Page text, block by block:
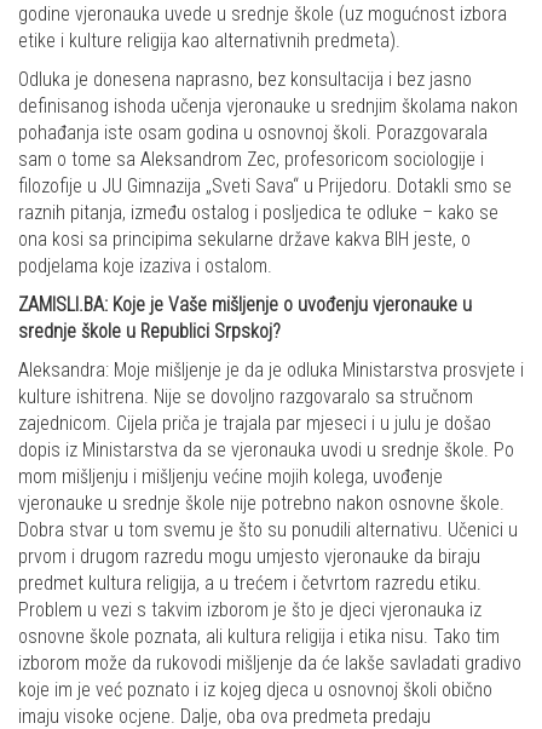
godine vjeronauka uvede u srednje škole (uz mogućnost izbora
etike i kulture religija kao alternativnih predmeta).
Odluka je donesena naprasno, bez konsultacija i bez jasno
definisanog ishoda učenja vjeronauke u srednjim školama nakon
pohađanja iste osam godina u osnovnoj školi. Porazgovarala
sam o tome sa Aleksandrom Zec, profesoricom sociologije i
filozofije u JU Gimnazija „Sveti Sava“ u Prijedoru. Dotakli smo se
raznih pitanja, između ostalog i posljedica te odluke – kako se
ona kosi sa principima sekularne države kakva BIH jeste, o
podjelama koje izaziva i ostalom.
ZAMISLI.BA: Koje je Vaše mišljenje o uvođenju vjeronauke u
srednje škole u Republici Srpskoj?
Aleksandra: Moje mišljenje je da je odluka Ministarstva prosvjete i
kulture ishitrena. Nije se dovoljno razgovaralo sa stručnom
zajednicom. Cijela priča je trajala par mjeseci i u julu je došao
dopis iz Ministarstva da se vjeronauka uvodi u srednje škole. Po
mom mišljenju i mišljenju većine mojih kolega, uvođenje
vjeronauke u srednje škole nije potrebno nakon osnovne škole.
Dobra stvar u tom svemu je što su ponudili alternativu. Učenici u
prvom i drugom razredu mogu umjesto vjeronauke da biraju
predmet kultura religija, a u trećem i četvrtom razredu etiku.
Problem u vezi s takvim izborom je što je djeci vjeronauka iz
osnovne škole poznata, ali kultura religija i etika nisu. Tako tim
izborom može da rukovodi mišljenje da će lakše savladati gradivo
koje im je već poznato i iz kojeg djeca u osnovnoj školi obično
imaju visoke ocjene. Dalje, oba ova predmeta predaju